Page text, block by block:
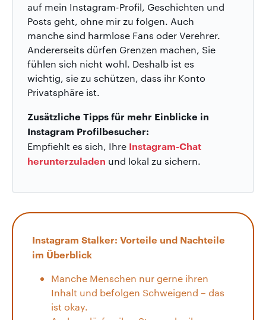
auf mein Instagram-Profil, Geschichten und
Posts geht, ohne mir zu folgen. Auch
manche sind harmlose Fans oder Verehrer.
Andererseits dürfen Grenzen machen, Sie
fühlen sich nicht wohl. Deshalb ist es
wichtig, sie zu schützen, dass ihr Konto
Privatsphäre ist.
Zusätzliche Tipps für mehr Einblicke in
Instagram Profilbesucher:
Empfiehlt es sich, Ihre Instagram-Chat
herunterzuladen und lokal zu sichern.
Instagram Stalker: Vorteile und Nachteile
im Überblick
Manche Menschen nur gerne ihren
Inhalt und befolgen Schweigend – das
ist okay.